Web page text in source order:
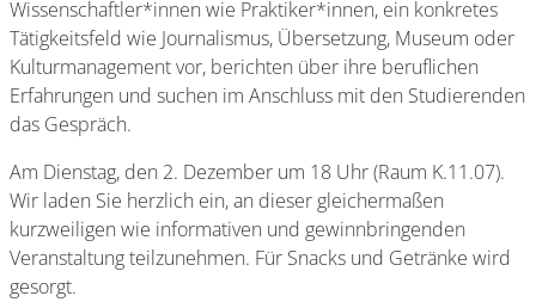
Wissenschaftler*innen wie Praktiker*innen, ein konkretes
Tätigkeitsfeld wie Journalismus, Übersetzung, Museum oder
Kulturmanagement vor, berichten über ihre beruflichen
Erfahrungen und suchen im Anschluss mit den Studierenden
das Gespräch.
Am Dienstag, den 2. Dezember um 18 Uhr (Raum K.11.07).
Wir laden Sie herzlich ein, an dieser gleichermaßen
kurzweiligen wie informativen und gewinnbringenden
Veranstaltung teilzunehmen. Für Snacks und Getränke wird
gesorgt.